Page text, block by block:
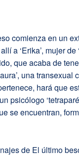
comienza en un
a ‘Erika’, mujer de
que acaba de
una transexual
hará que
psicólogo
se encuentran,
de El último